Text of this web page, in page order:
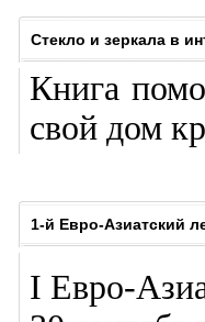
Стекло и зеркала в
Книга
свой дом
1-й Евро-Азиатский
I Евро-